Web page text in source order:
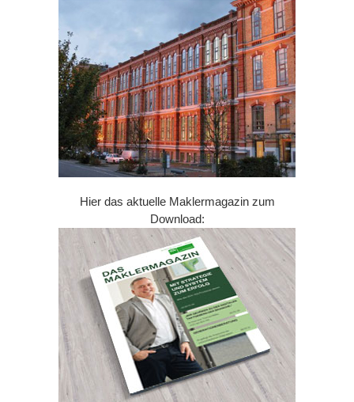
Hier das aktuelle Maklermagazin zum
Download: